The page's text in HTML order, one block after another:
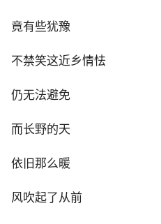
竟有些犹豫
不禁笑这近乡情怯
仍无法避免
而长野的天
依旧那么暖
风吹起了从前